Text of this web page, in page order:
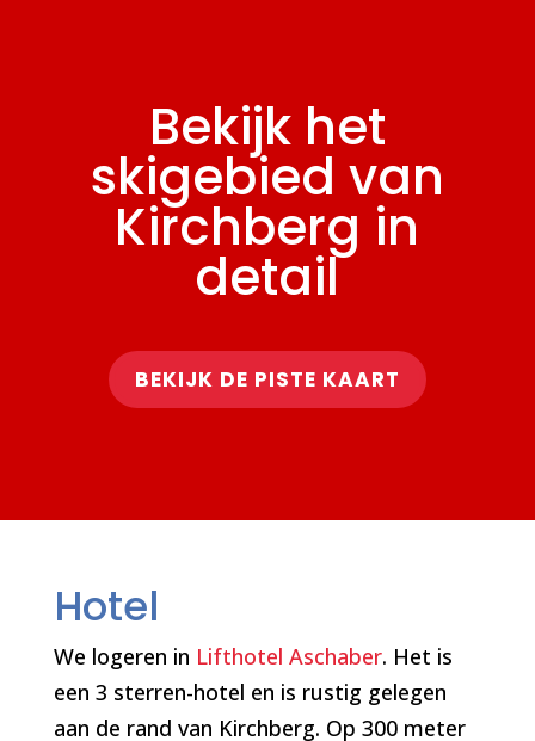
Bekijk het
skigebied van
Kirchberg in
detail
BEKIJK DE PISTE KAART
Hotel
We logeren in Lifthotel Aschaber. Het is
een 3 sterren-hotel en is rustig gelegen
aan de rand van Kirchberg. Op 300 meter